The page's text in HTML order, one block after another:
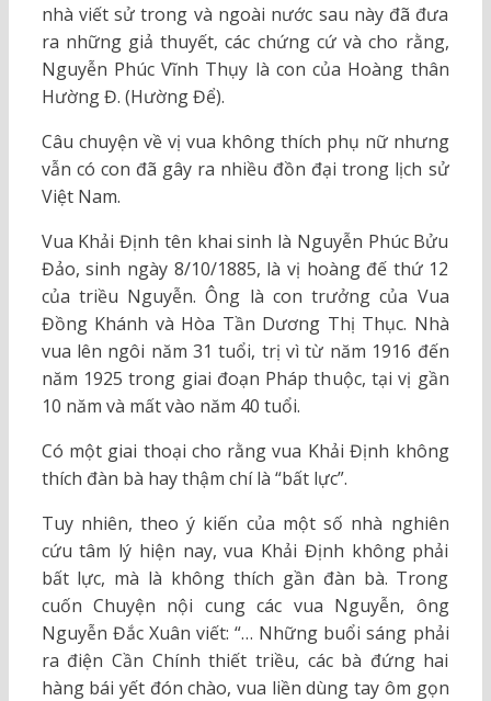
nhà viết sử trong và ngoài nước sau này đã đưa
ra những giả thuyết, các chứng cứ và cho rằng,
Nguyễn Phúc Vĩnh Thụy là con của Hoàng thân
Hường Đ. (Hường Để).
Câu chuyện về vị vua không thích phụ nữ nhưng
vẫn có con đã gây ra nhiều đồn đại trong lịch sử
Việt Nam.
Vua Khải Định tên khai sinh là Nguyễn Phúc Bửu
Đảo, sinh ngày 8/10/1885, là vị hoàng đế thứ 12
của triều Nguyễn. Ông là con trưởng của Vua
Đồng Khánh và Hòa Tần Dương Thị Thục. Nhà
vua lên ngôi năm 31 tuổi, trị vì từ năm 1916 đến
năm 1925 trong giai đoạn Pháp thuộc, tại vị gần
10 năm và mất vào năm 40 tuổi.
Có một giai thoại cho rằng vua Khải Định không
thích đàn bà hay thậm chí là “bất lực”.
Tuy nhiên, theo ý kiến của một số nhà nghiên
cứu tâm lý hiện nay, vua Khải Định không phải
bất lực, mà là không thích gần đàn bà. Trong
cuốn Chuyện nội cung các vua Nguyễn, ông
Nguyễn Đắc Xuân viết: “… Những buổi sáng phải
ra điện Cần Chính thiết triều, các bà đứng hai
hàng bái yết đón chào, vua liền dùng tay ôm gọn